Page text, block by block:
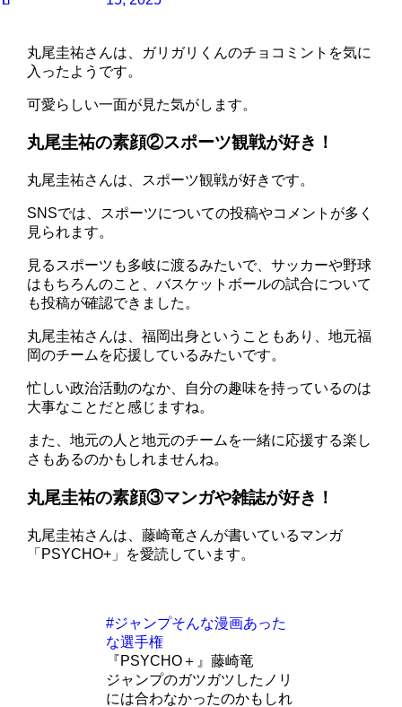
丸尾圭祐さんは、ガリガリくんのチョコミントを気に
入ったようです。
可愛らしい一面が見た気がします。
丸尾圭祐の素顔②スポーツ観戦が好き！
丸尾圭祐さんは、スポーツ観戦が好きです。
SNSでは、スポーツについての投稿やコメントが多く
見られます。
見るスポーツも多岐に渡るみたいで、サッカーや野球
はもちろんのこと、バスケットボールの試合について
も投稿が確認できました。
丸尾圭祐さんは、福岡出身ということもあり、地元福
岡のチームを応援しているみたいです。
忙しい政治活動のなか、自分の趣味を持っているのは
大事なことだと感じますね。
また、地元の人と地元のチームを一緒に応援する楽し
さもあるのかもしれませんね。
丸尾圭祐の素顔③マンガや雑誌が好き！
丸尾圭祐さんは、藤崎竜さんが書いているマンガ
「PSYCHO+」を愛読しています。
#ジャンプそんな漫画あった
な選手権
『PSYCHO＋』藤崎竜
ジャンプのガツガツしたノリ
には合わなかったのかもしれ